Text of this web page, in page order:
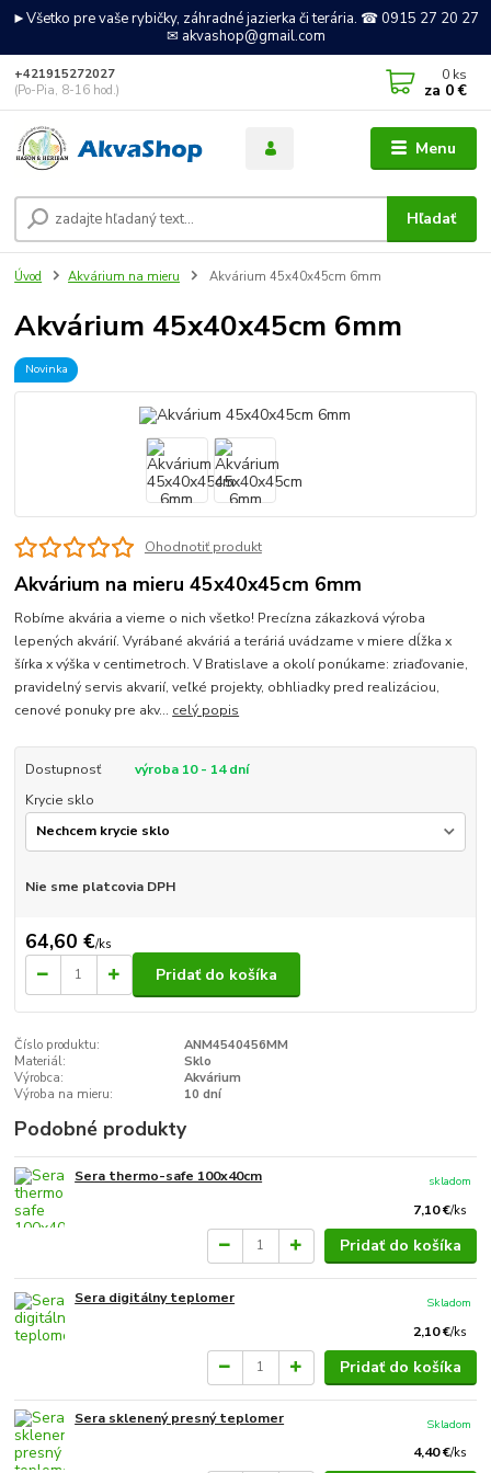
►Všetko pre vaše rybičky, záhradné jazierka či terária. ☎ 0915 27 20 27
✉ akvashop@gmail.com
Menu
Hľadať
+421915272027
(Po-Pia, 8-16 hod.)
0 ks
za 0 €
Úvod Akvárium na mieru Akvárium 45x40x45cm 6mm
Akvárium 45x40x45cm 6mm
Novinka
Ohodnotiť produkt
Akvárium na mieru 45x40x45cm 6mm
Robíme akvária a vieme o nich všetko! Precízna zákazková výroba
lepených akvárií. Vyrábané akváriá a teráriá uvádzame v miere dĺžka x
šírka x výška v centimetroch. V Bratislave a okolí ponúkame: zriaďovanie,
pravidelný servis akvarií, veľké projekty, obhliadky pred realizáciou,
cenové ponuky pre akv... celý popis
Dostupnosť
výroba 10 - 14 dní
Krycie sklo
Nie sme platcovia DPH
64,60 €/ks
Pridať do košíka
Číslo produktu:
ANM4540456MM
Materiál:
Sklo
Výrobca:
Akvárium
Výroba na mieru:
10 dní
Podobné produkty
Sera thermo-safe 100x40cm
7,10 €/ks
skladom
Pridať do košíka
Sera digitálny teplomer
2,10 €/ks
Skladom
Pridať do košíka
Sera sklenený presný teplomer
4,40 €/ks
Skladom